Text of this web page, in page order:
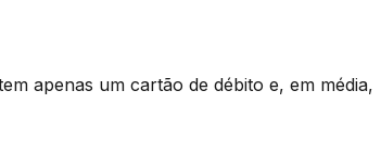
apenas um cartão de débito e, em média,